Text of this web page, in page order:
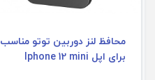
محافظ لنز دوربین توتو مناسب
برای اپل Iphone 12 mini